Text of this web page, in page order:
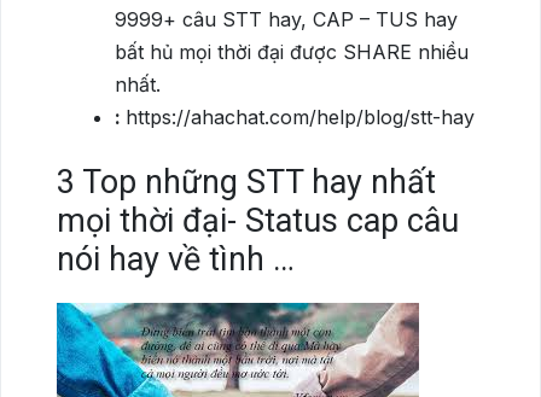
9999+ câu STT hay, CAP – TUS hay
bất hủ mọi thời đại được SHARE nhiều
nhất.
: https://ahachat.com/help/blog/stt-hay
3 Top những STT hay nhất
mọi thời đại- Status cap câu
nói hay về tình …